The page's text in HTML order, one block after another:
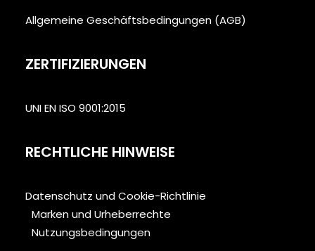
Allgemeine Geschäftsbedingungen (AGB)
ZERTIFIZIERUNGEN
UNI EN ISO 9001:2015
RECHTLICHE HINWEISE
Datenschutz und Cookie-Richtlinie
Marken und Urheberrechte
Nutzungsbedingungen